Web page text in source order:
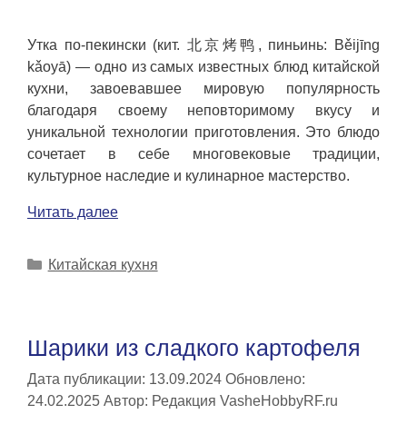
Утка по-пекински (кит. 北京烤鸭, пиньинь: Běijīng
kǎoyā) — одно из самых известных блюд китайской
кухни, завоевавшее мировую популярность
благодаря своему неповторимому вкусу и
уникальной технологии приготовления. Это блюдо
сочетает в себе многовековые традиции,
культурное наследие и кулинарное мастерство.
Читать далее
Рубрики
Китайская кухня
Шарики из сладкого картофеля
Дата публикации: 13.09.2024 Обновлено:
24.02.2025 Автор: Редакция VasheHobbyRF.ru